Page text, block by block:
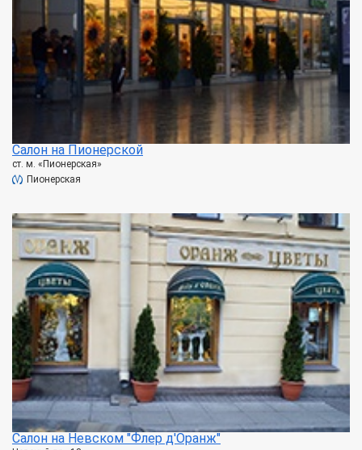
Салон на Пионерской
ст. м. «Пионерская»
Пионерская
Салон на Невском "Флер д'Оранж"